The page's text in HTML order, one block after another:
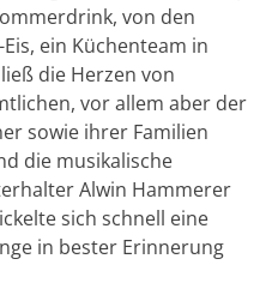
von den
ein Küchenteam in
die Herzen von
vor allem aber der
sowie ihrer Familien
die musikalische
Alwin Hammerer
sich schnell eine
in bester Erinnerung